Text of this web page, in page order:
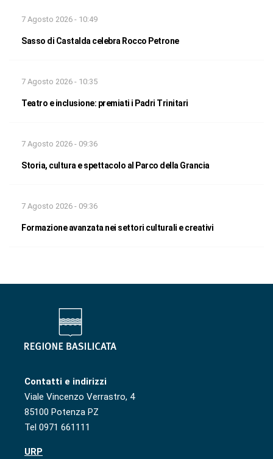
7 Agosto 2026 - 10:49
Sasso di Castalda celebra Rocco Petrone
7 Agosto 2026 - 10:35
Teatro e inclusione: premiati i Padri Trinitari
7 Agosto 2026 - 09:36
Storia, cultura e spettacolo al Parco della Grancia
7 Agosto 2026 - 09:36
Formazione avanzata nei settori culturali e creativi
Contatti e indirizzi
Viale Vincenzo Verrastro, 4
85100 Potenza PZ
Tel 0971 661111
URP